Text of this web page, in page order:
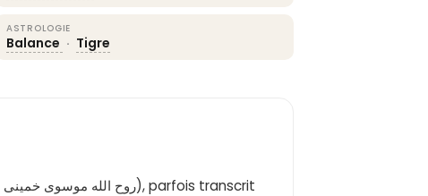
ASTROLOGIE
Balance · Tigre